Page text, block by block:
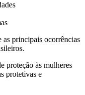
as principais ocorrências
proteção às mulheres
protetivas e